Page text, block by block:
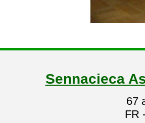
Sennacieca
67
FR